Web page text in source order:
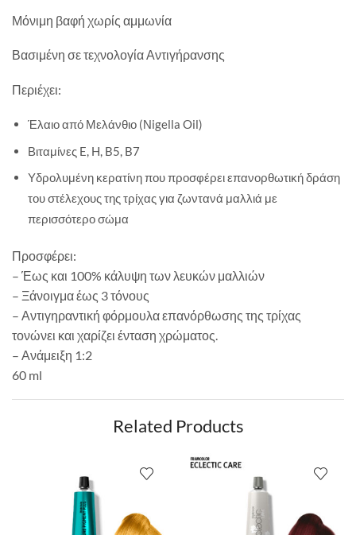
Μόνιμη βαφή χωρίς αμμωνία
Βασιμένη σε τεχνολογία Αντιγήρανσης
Περιέχει:
Έλαιο από Μελάνθιο (Νigella Oil)
Βιταμίνες E, H, B5, B7
Υδρολυμένη κερατίνη που προσφέρει επανορθωτική δράση
του στέλεχους της τρίχας για ζωντανά μαλλιά με
περισσότερο σώμα
Προσφέρει:
– Έως και 100% κάλυψη των λευκών μαλλιών
– Ξάνοιγμα έως 3 τόνους
– Αντιγηραντική φόρμουλα επανόρθωσης της τρίχας
τονώνει και χαρίζει ένταση χρώματος.
– Ανάμειξη 1:2
60 ml
Related Products